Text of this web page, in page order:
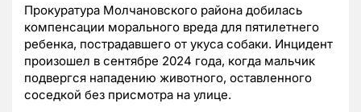
Прокуратура Молчановского района добилась
компенсации морального вреда для пятилетнего
ребенка, пострадавшего от укуса собаки. Инцидент
произошел в сентябре 2024 года, когда мальчик
подвергся нападению животного, оставленного
соседкой без присмотра на улице.